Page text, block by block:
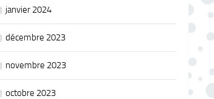
janvier 2024
décembre 2023
novembre 2023
octobre 2023